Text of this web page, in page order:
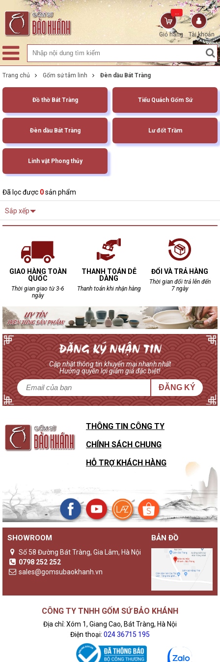
Tài khoản
Giỏ hàng
...
Trang chủ Gốm sứ tâm linh Đèn dầu Bát Tràng
Đồ thờ Bát Tràng Tiểu Quách Gốm Sứ
Đèn dầu Bát Tràng Lư đốt Trầm
Linh vật Phong thủy
Đã lọc được 0sản phẩm
Sắp xếp
GIAO HÀNG TOÀN
QUỐC
Thời gian giao từ 3-6
ngày
THANH TOÁN DỄ
DÀNG
Thanh toán khi nhận hàng
ĐỔI VÀ TRẢ HÀNG
Thời gian đổi trả lên đến
7 ngày
Cập nhật thông tin khuyến mại nhanh nhất
Hưởng quyền lợi giảm giá đặc biệt!
ĐĂNG KÝ
THÔNG TIN CÔNG TY
CHÍNH SÁCH CHUNG
HỖ TRỢ KHÁCH HÀNG
SHOWROOM
Số 58 Đường Bát Tràng, Gia Lâm, Hà Nội
0798 252 252
sales@gomsubaokhanh.vn
BẢN ĐỒ
CÔNG TY TNHH GỐM SỨ BẢO KHÁNH
Địa chỉ: Xóm 1, Giang Cao, Bát Tràng, Hà Nội
Điện thoại: 024 36715 195